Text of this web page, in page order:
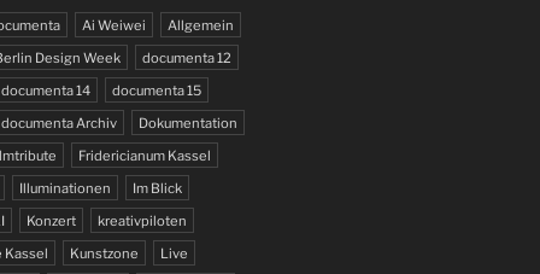
Ai Weiwei
Allgemein
Design Week
documenta 12
documenta 14
documenta 15
documenta Archiv
Dokumentation
Fridericianum Kassel
Illuminationen
Im Blick
Konzert
kreativpiloten
Kassel
Kunstzone
Live